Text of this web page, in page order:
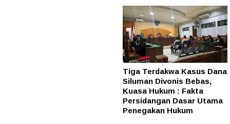
Tiga Terdakwa Kasus Dana
Siluman Divonis Bebas,
Kuasa Hukum : Fakta
Persidangan Dasar Utama
Penegakan Hukum